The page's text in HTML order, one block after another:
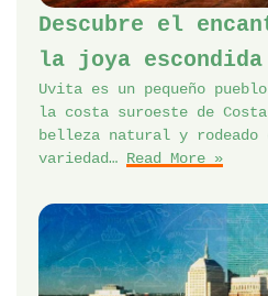
Descubre el
la joya
Uvita es un pequeño
la costa suroeste de
belleza natural y rodeado
variedad… Read More »